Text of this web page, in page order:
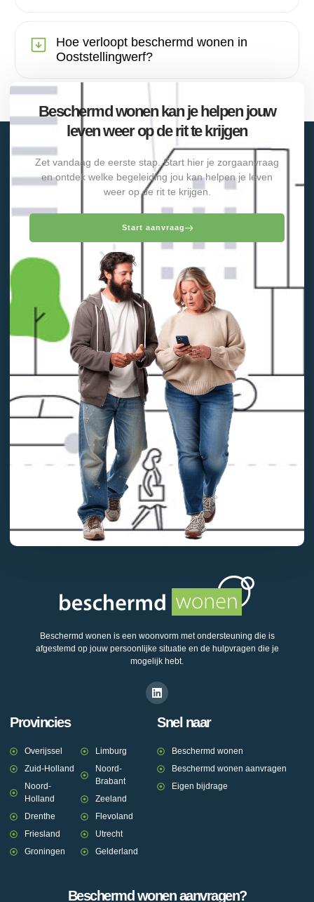
Hoe verloopt beschermd wonen in
Ooststellingwerf?
Beschermd wonen kan je helpen jouw
leven weer op de rit te krijgen
Zet vandaag de eerste stap. Start hier je zorgaanvraag
en ontdek welke begeleiding jou kan helpen je leven
weer op de rit te krijgen.
Start aanvraag
Beschermd wonen is een woonvorm met ondersteuning die is
afgestemd op jouw persoonlijke situatie en de hulpvragen die je
mogelijk hebt.
Provincies
Overijssel
Zuid-Holland
Noord-
Holland
Drenthe
Friesland
Groningen
Limburg
Noord-
Brabant
Zeeland
Flevoland
Utrecht
Gelderland
Snel naar
Beschermd wonen
Beschermd wonen aanvragen
Eigen bijdrage
Beschermd wonen aanvragen?